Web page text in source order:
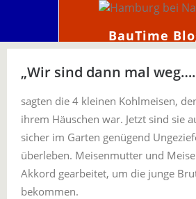
BauTime
„Wir sind dann mal
sagten die 4 kleinen Kohlmeisen,
ihrem Häuschen war. Jetzt sind sie
sicher im Garten genügend
überleben. Meisenmutter und
Akkord gearbeitet, um die junge
bekommen.